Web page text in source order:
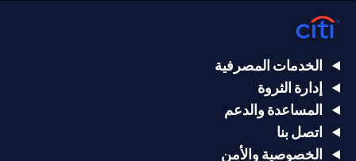
الخدمات المصرفية
إدارة الثروة
المساعدة والدعم
اتصل بنا
الخصوصية والأمن